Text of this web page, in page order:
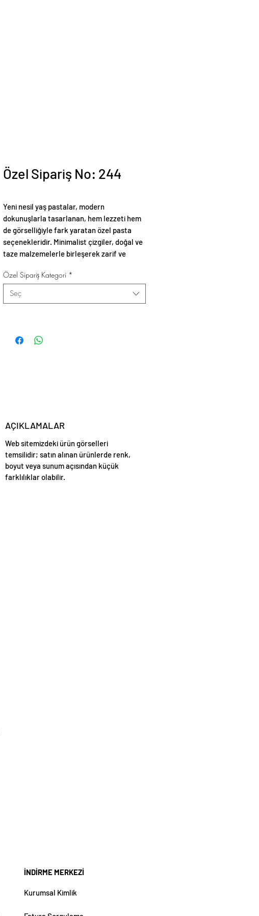
Özel Sipariş No: 244
Yeni nesil yaş pastalar, modern
dokunuşlarla tasarlanan, hem lezzeti hem
de görselliğiyle fark yaratan özel pasta
seçenekleridir. Minimalist çizgiler, doğal ve
taze malzemelerle birleşerek zarif ve
Özel Sipariş Kategori *
Seç
AÇIKLAMALAR
Web sitemizdeki ürün görselleri
temsilidir; satın alınan ürünlerde renk,
boyut veya sunum açısından küçük
farklılıklar olabilir.
İNDİRME MERKEZİ
Kurumsal Kimlik